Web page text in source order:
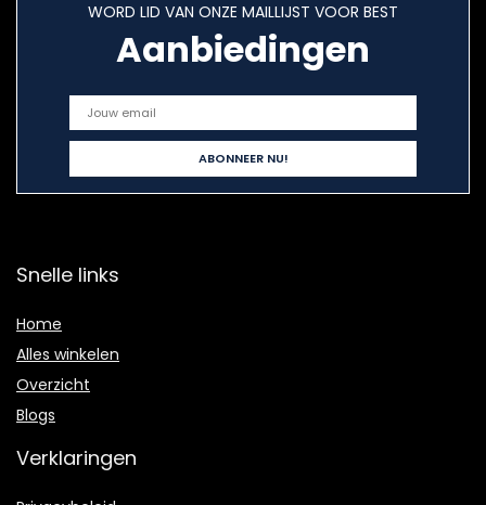
WORD LID VAN ONZE MAILLIJST VOOR BEST
Aanbiedingen
Snelle links
Home
Alles winkelen
Overzicht
Blogs
Verklaringen